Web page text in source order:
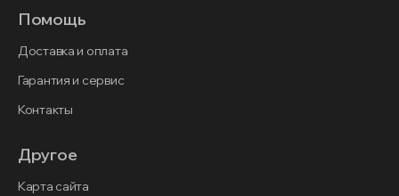
Помощь
Доставка и оплата
Гарантия и сервис
Контакты
Другое
Карта сайта